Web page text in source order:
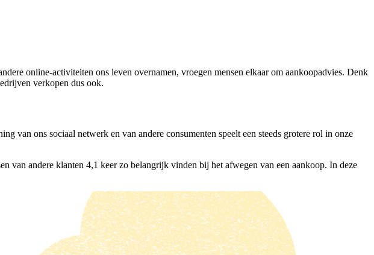
online-activiteiten ons leven overnamen, vroegen mensen elkaar om aankoopadvies. Denk
verkopen dus ook.
van ons sociaal netwerk en van andere consumenten speelt een steeds grotere rol in onze
van andere klanten 4,1 keer zo belangrijk vinden bij het afwegen van een aankoop. In deze